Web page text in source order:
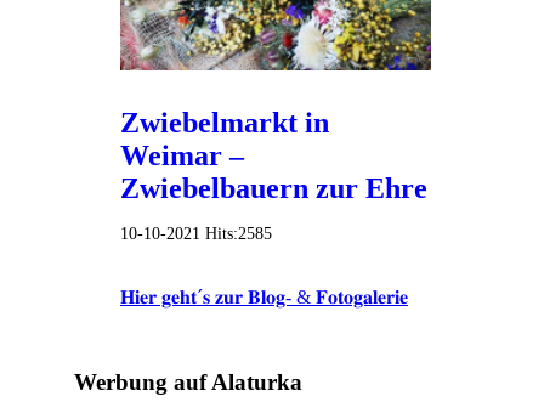
Zwiebelmarkt in
Weimar –
Zwiebelbauern zur Ehre
10-10-2021 Hits:2585
𝐇𝐢𝐞𝐫 𝐠𝐞𝐡𝐭´𝐬 𝐳𝐮𝐫 𝐁𝐥𝐨𝐠- & 𝐅𝐨𝐭𝐨𝐠𝐚𝐥𝐞𝐫𝐢𝐞
Werbung auf Alaturka